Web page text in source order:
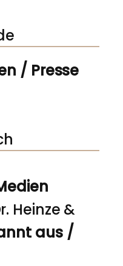
/ Presse
Heinze &
aus /